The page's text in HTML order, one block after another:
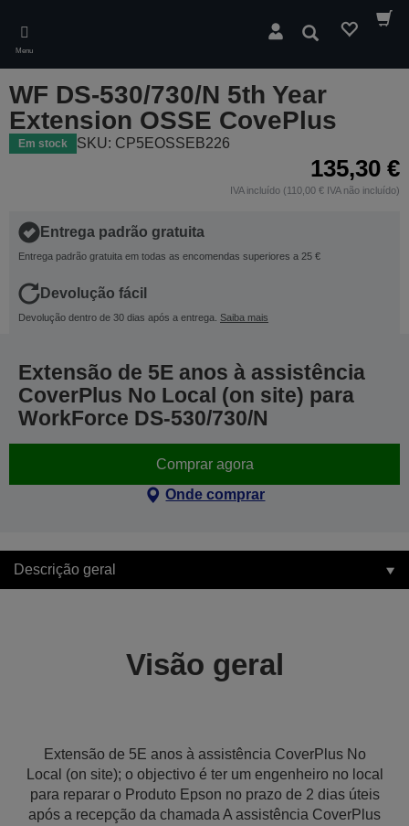
main
content
Menu
Pesquisar
WF DS-530/730/N 5th Year
Extension OSSE CovePlus
Em stock SKU: CP5EOSSEB226
135,30 €
IVA incluído (110,00 € IVA não incluído)
Entrega padrão gratuita
Entrega padrão gratuita em todas as encomendas superiores a 25 €
Devolução fácil
Devolução dentro de 30 dias após a entrega. Saiba mais
Extensão de 5E anos à assistência
CoverPlus No Local (on site) para
WorkForce DS-530/730/N
Comprar agora
Onde comprar
Descrição geral
Visão geral
Extensão de 5E anos à assistência CoverPlus No
Local (on site); o objectivo é ter um engenheiro no local
para reparar o Produto Epson no prazo de 2 dias úteis
após a recepção da chamada A assistência CoverPlus